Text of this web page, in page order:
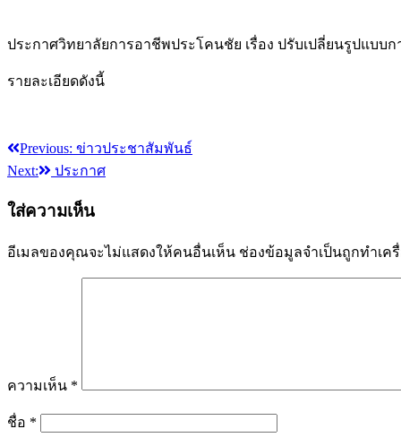
ประกาศวิทยาลัยการอาชีพประโคนชัย เรื่อง ปรับเปลี่ยนรูปแบ
รายละเอียดดังนี้
แนะแนว
Previous: ข่าวประชาสัมพันธ์
Next:
ประกาศ
ใส่ความเห็น
อีเมลของคุณจะไม่แสดงให้คนอื่นเห็น ช่องข้อมูลจำเป็นถูกทำเค
ความเห็น *
ชื่อ *